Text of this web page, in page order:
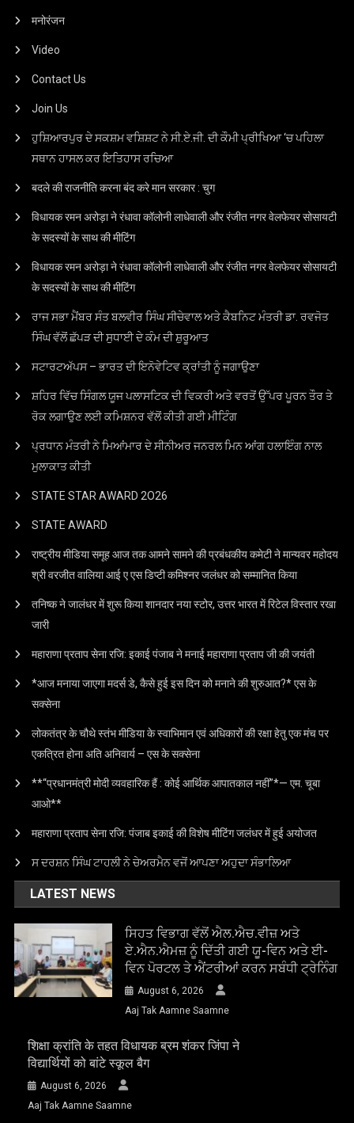
मनोरंजन
Video
Contact Us
Join Us
ਹੁਸ਼ਿਆਰਪੁਰ ਦੇ ਸਕਸ਼ਮ ਵਸ਼ਿਸ਼ਟ ਨੇ ਸੀ.ਏ.ਜੀ. ਦੀ ਕੌਮੀ ਪ੍ਰੀਖਿਆ ‘ਚ ਪਹਿਲਾ
ਸਥਾਨ ਹਾਸਲ ਕਰ ਇਤਿਹਾਸ ਰਚਿਆ
बदले की राजनीति करना बंद करे मान सरकार : चुग
विधायक रमन अरोड़ा ने रंधावा कॉलोनी लाधेवाली और रंजीत नगर वेलफेयर सोसायटी
के सदस्यों के साथ की मीटिंग
विधायक रमन अरोड़ा ने रंधावा कॉलोनी लाधेवाली और रंजीत नगर वेलफेयर सोसायटी
के सदस्यों के साथ की मीटिंग
ਰਾਜ ਸਭਾ ਮੈਂਬਰ ਸੰਤ ਬਲਵੀਰ ਸਿੰਘ ਸੀਚੇਵਾਲ ਅਤੇ ਕੈਬਨਿਟ ਮੰਤਰੀ ਡਾ. ਰਵਜੋਤ
ਸਿੰਘ ਵੱਲੋਂ ਛੱਪੜ ਦੀ ਸੁਧਾਈ ਦੇ ਕੰਮ ਦੀ ਸ਼ੁਰੂਆਤ
ਸਟਾਰਟਅੱਪਸ – ਭਾਰਤ ਦੀ ਇਨੋਵੇਟਿਵ ਕ੍ਰਾਂਤੀ ਨੂੰ ਜਗਾਉਣਾ
ਸ਼ਹਿਰ ਵਿੱਚ ਸਿੰਗਲ ਯੂਜ ਪਲਾਸਟਿਕ ਦੀ ਵਿਕਰੀ ਅਤੇ ਵਰਤੋਂ ਉੱਪਰ ਪੂਰਨ ਤੌਰ ਤੇ
ਰੋਕ ਲਗਾਉਣ ਲਈ ਕਮਿਸ਼ਨਰ ਵੱਲੋਂ ਕੀਤੀ ਗਈ ਮੀਟਿੰਗ
ਪ੍ਰਧਾਨ ਮੰਤਰੀ ਨੇ ਮਿਆਂਮਾਰ ਦੇ ਸੀਨੀਅਰ ਜਨਰਲ ਮਿਨ ਆਂਗ ਹਲਾਇੰਗ ਨਾਲ
ਮੁਲਾਕਾਤ ਕੀਤੀ
STATE STAR AWARD 2O26
STATE AWARD
राष्ट्रीय मीडिया समूह आज तक आमने सामने की प्रबंधकीय कमेटी ने मान्यवर महोदय
श्री वरजीत वालिया आई ए एस डिप्टी कमिश्नर जलंधर को सम्मानित किया
तनिष्क ने जालंधर में शुरू किया शानदार नया स्टोर, उत्तर भारत में रिटेल विस्तार रखा
जारी
महाराणा प्रताप सेना रजि: इकाई पंजाब ने मनाई महाराणा प्रताप जी की जयंती
*आज मनाया जाएगा मदर्स डे, कैसे हुई इस दिन को मनाने की शुरुआत?* एस के
सक्सेना
लोकतंत्र के चौथे स्तंभ मीडिया के स्वाभिमान एवं अधिकारों की रक्षा हेतु एक मंच पर
एकत्रित होना अति अनिवार्य – एस के सक्सेना
**“प्रधानमंत्री मोदी व्यवहारिक हैं : कोई आर्थिक आपातकाल नहीं”*— एम. चूबा
आओ**
महाराणा प्रताप सेना रजि: पंजाब इकाई की विशेष मीटिंग जलंधर में हुई अयोजत
ਸ ਦਰਸ਼ਨ ਸਿੰਘ ਟਾਹਲੀ ਨੇ ਚੇਅਰਮੈਨ ਵਜੋਂ ਆਪਣਾ ਅਹੁਦਾ ਸੰਭਾਲਿਆ
LATEST NEWS
ਸਿਹਤ ਵਿਭਾਗ ਵੱਲੋਂ ਐਲ.ਐਚ.ਵੀਜ਼ ਅਤੇ
ਏ.ਐਨ.ਐਮਜ਼ ਨੂੰ ਦਿੱਤੀ ਗਈ ਯੂ-ਵਿਨ ਅਤੇ ਈ-
ਵਿਨ ਪੋਰਟਲ ਤੇ ਐਂਟਰੀਆਂ ਕਰਨ ਸਬੰਧੀ ਟ੍ਰੇਨਿੰਗ
August 6, 2026
Aaj Tak Aamne Saamne
शिक्षा क्रांति के तहत विधायक ब्रम शंकर जिंपा ने
विद्यार्थियों को बांटे स्कूल बैग
August 6, 2026
Aaj Tak Aamne Saamne